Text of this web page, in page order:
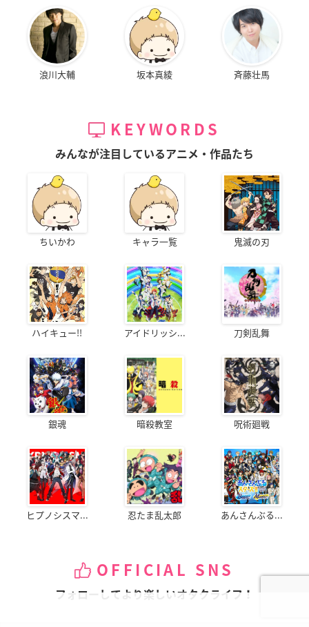
浪川大輔 坂本真綾 斉藤壮馬
KEYWORDS
みんなが注目しているアニメ・作品たち
ちいかわ キャラ一覧 鬼滅の刃
ハイキュー!! アイドリッシ... 刀剣乱舞
銀魂 暗殺教室 呪術廻戦
ヒプノシスマ... 忍たま乱太郎 あんさんぶる...
OFFICIAL SNS
フォローしてより楽しいオタクライフ！